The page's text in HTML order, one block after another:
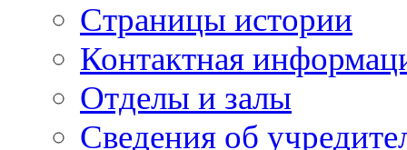
Страницы истории
Контактная
Отделы и залы
Сведения об